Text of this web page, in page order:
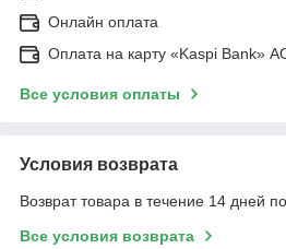
Онлайн оплата
Оплата на карту «Kaspi Bank»
Все условия оплаты
Условия возврата
Возврат товара в течение 14 дней
Все условия возврата